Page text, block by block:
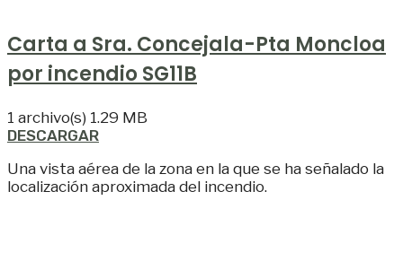
Carta a Sra. Concejala-Pta Moncloa
por incendio SG11B
1 archivo(s) 1.29 MB
DESCARGAR
Una vista aérea de la zona en la que se ha señalado la
localización aproximada del incendio.